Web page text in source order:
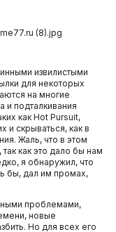
извилистыми
для некоторых
на многие
подталкивания
как Hot Pursuit,
и скрываться, как в
Жаль, что в этом
как это дало бы нам
я обнаружил, что
бы, дал им промах,
проблемами,
новые
Но для всех его